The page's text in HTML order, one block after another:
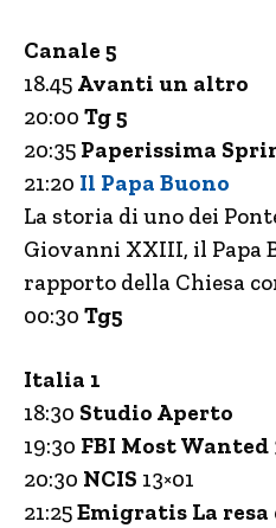
Canale 5
18.45 Avanti un altro
20:00 Tg 5
20:35 Paperissima
21:20 Il Papa Buono
La storia di uno dei
Giovanni XXIII, il Papa
rapporto della Chiesa
00:30 Tg5
Italia 1
18:30 Studio Aperto
19:30 FBI Most Wanted
20:30 NCIS 13×01
21:25Emigratis La